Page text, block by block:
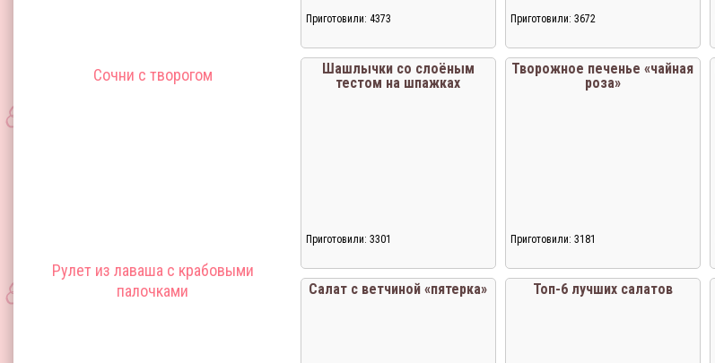
Сочни с творогом
Рулет из лаваша с крабовыми
палочками
Загрузка... Загрузка...
Загрузка... Загрузка... Загрузка...
Приготовили: 4373 Приготовили: 3672
Шашлычки со слоёным
тестом на шпажках
Приготовили: 3301
Творожное печенье «чайная
роза»
Приготовили: 3181
Салат с ветчиной «пятерка» Топ-6 лучших салатов